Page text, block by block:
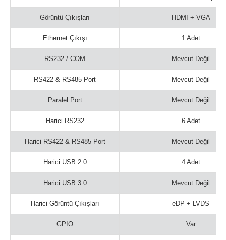
Görüntü Çıkışları HDMI + VGA
Ethernet Çıkışı 1 Adet
RS232 / COM Mevcut Değil
RS422 & RS485 Port Mevcut Değil
Paralel Port Mevcut Değil
Harici RS232 6 Adet
Harici RS422 & RS485 Port Mevcut Değil
Harici USB 2.0 4 Adet
Harici USB 3.0 Mevcut Değil
Harici Görüntü Çıkışları eDP + LVDS
GPIO Var